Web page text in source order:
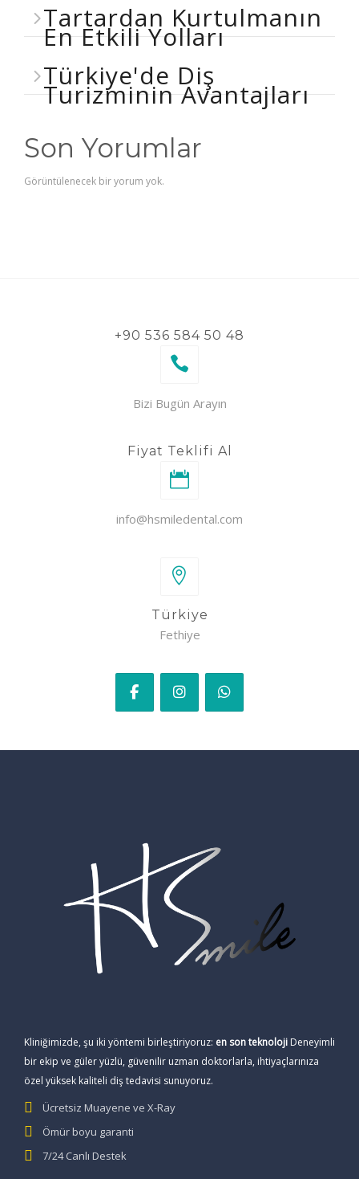
Tartardan Kurtulmanın
En Etkili Yolları
Türkiye'de Diş
Turizminin Avantajları
Son Yorumlar
Görüntülenecek bir yorum yok.
+90 536 584 50 48
Bizi Bugün Arayın
Fiyat Teklifi Al
info@hsmiledental.com
Türkiye
Fethiye
Kliniğimizde, şu iki yöntemi birleştiriyoruz: en son teknoloji Deneyimli
bir ekip ve güler yüzlü, güvenilir uzman doktorlarla, ihtiyaçlarınıza
özel yüksek kaliteli diş tedavisi sunuyoruz.
Ücretsiz Muayene ve X-Ray
Ömür boyu garanti
7/24 Canlı Destek